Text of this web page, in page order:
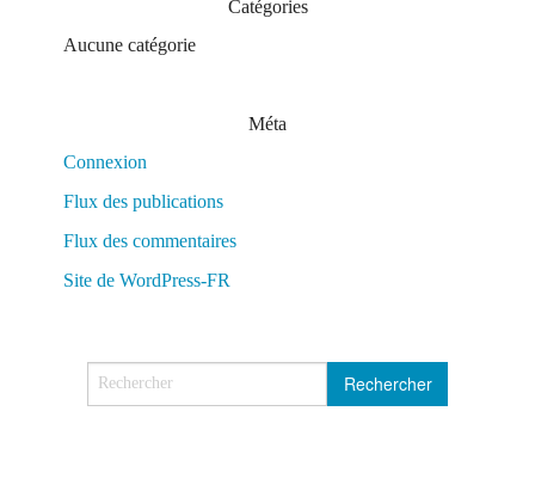
Catégories
Aucune catégorie
Méta
Connexion
Flux des publications
Flux des commentaires
Site de WordPress-FR